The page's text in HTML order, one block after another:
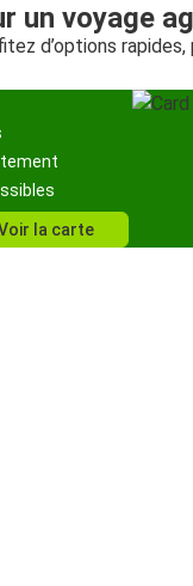
un voyage
d’options
la carte